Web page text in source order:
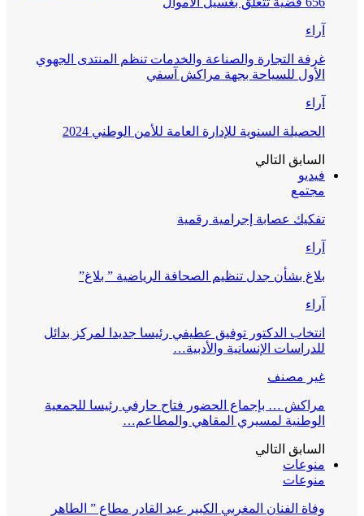
آراء
غرفة التجارة والصناعة والخدمات تنظم المنتدى الجهوي
الأول للسياحة بجهة مراكش آسفي
آراء
الحصيلة السنوية للإدارة العامة للأمن الوطني 2024
السابق التالي
فيديو
مجتمع
تفكيك عصابة إجرامية رقمية
آراء
بلاغ بشأن جدل تنظيم الصحافة الرياضية ” بلاغ”
آراء
انتخاب الدكتور توفيق عطيفي رئيسا جديدا لمركز بدائل
للدراسات الإنسانية والأدبية…
غير مصنف
مراكش … بإجماع الحضور فتاح حارفي رئيسا للجمعية
الوطنية لمسيري المقاهي والمطاعم…
السابق التالي
منوعات
منوعات
وفاة الفنان المغربي الكبير عبد القادر مطاع ” الطاهر